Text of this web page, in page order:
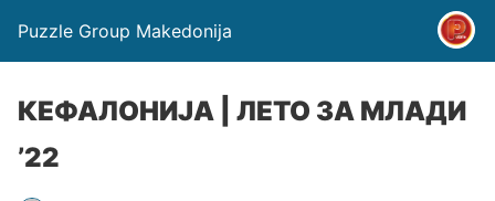
Puzzle Group Makedonija
КЕФАЛОНИЈА | ЛЕТО ЗА МЛАДИ
’22